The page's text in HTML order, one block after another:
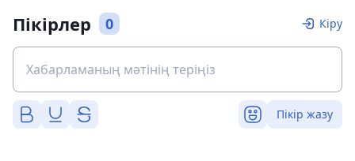
Пікірлер 0 Кіру
Пікір жазу